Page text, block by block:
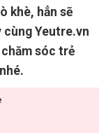
khè, hẳn sẽ
cùng Yeutre.vn
sóc trẻ